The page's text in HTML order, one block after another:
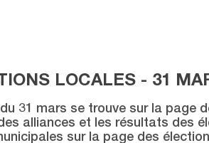
LOCALES - 31
31 mars se trouve sur la page
alliances et les résultats des
sur la page des